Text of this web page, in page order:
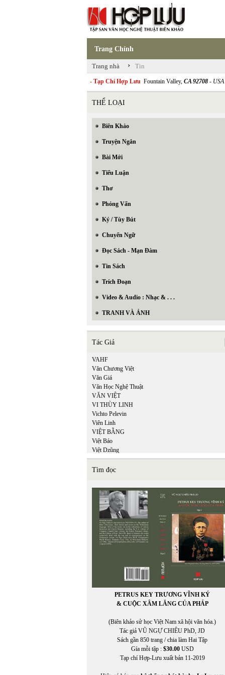
Trang Chính
Trang nhà › Tin
- Tạp Chí Hợp Lưu Fountain Valley, CA 92708 - USA
THỂ LOẠI
Biên Khảo
Truyện Ngắn
Bài Mới
Tiểu Luận
Thơ
Phỏng Vấn
Ký / Tùy Bút
Chuyển Ngữ
Đọc Sách - Mạn Đàm
Tin Sách
Trích Đoạn
Video & Audio : Nhạc & . . .
TRANH VÀ ẢNH
Tác Giả
VAHF
Văn Chương Việt
Văn Giá
Văn Học Nghệ Thuật
VĂN VIỆT
VI THÙY LINH
Vichto Pelevin
Viên Linh
VIỆT BẰNG
Việt Báo
Việt Dzũng
Việt Khang
VIỆT MINH
Việt Phương
VIỆT TRÚC
VIETNAM FILM CLUB
VIETNAM FILM CLUB, CHU LYNH, THỤY
VIETNAM.NET
VĨNH HẢO
VĨNH THÔNG
Võ Thị Như Mai
Võ Thị Xuân Hà
VOA ASIA
VOA Tiếng Việt
Vũ Đỗ Hoàng
Tìm đọc
PETRUS KEY TRƯƠNG VĨNH KÝ
& CUỘC XÂM LĂNG CỦA PHÁP
(Biên khảo sử học Việt Nam xã hội văn hóa.)
Tác giả VŨ NGỰ CHIÊU PhD, JD
Sách gần 850 trang / chia làm Hai Tập
Gía mỗi tập : $30.00USD
Tạp chí Hợp-Lưu xuất bản 11-2019